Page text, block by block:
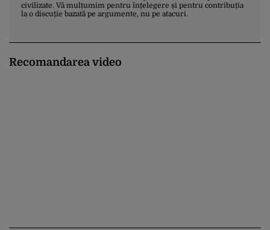
civilizate. Vă mulțumim pentru înțelegere și pentru contribuția
la o discuție bazată pe argumente, nu pe atacuri.
Recomandarea video